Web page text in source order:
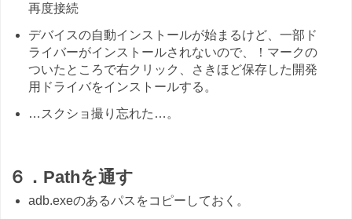
再度接続
デバイスの自動インストールが始まるけど、一部ド
ライバーがインストールされないので、！マークの
ついたところで右クリック、さきほど保存した開発
用ドライバをインストールする。
…スクショ撮り忘れた…。
６．Pathを通す
adb.exeのあるパスをコピーしておく。